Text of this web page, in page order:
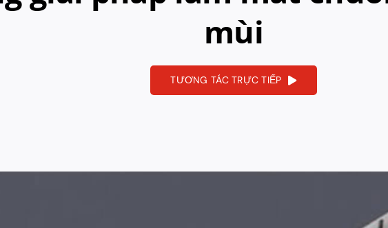
mùi
TƯƠNG TÁC TRỰC TIẾP